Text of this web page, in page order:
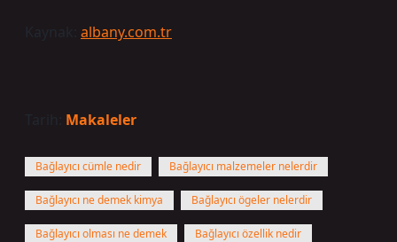
Kaynak: albany.com.tr
Tarih: Makaleler
Bağlayıcı cümle nedir Bağlayıcı malzemeler nelerdir
Bağlayıcı ne demek kimya Bağlayıcı ögeler nelerdir
Bağlayıcı olması ne demek Bağlayıcı özellik nedir